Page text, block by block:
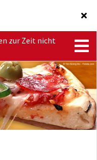
zur Zeit nicht